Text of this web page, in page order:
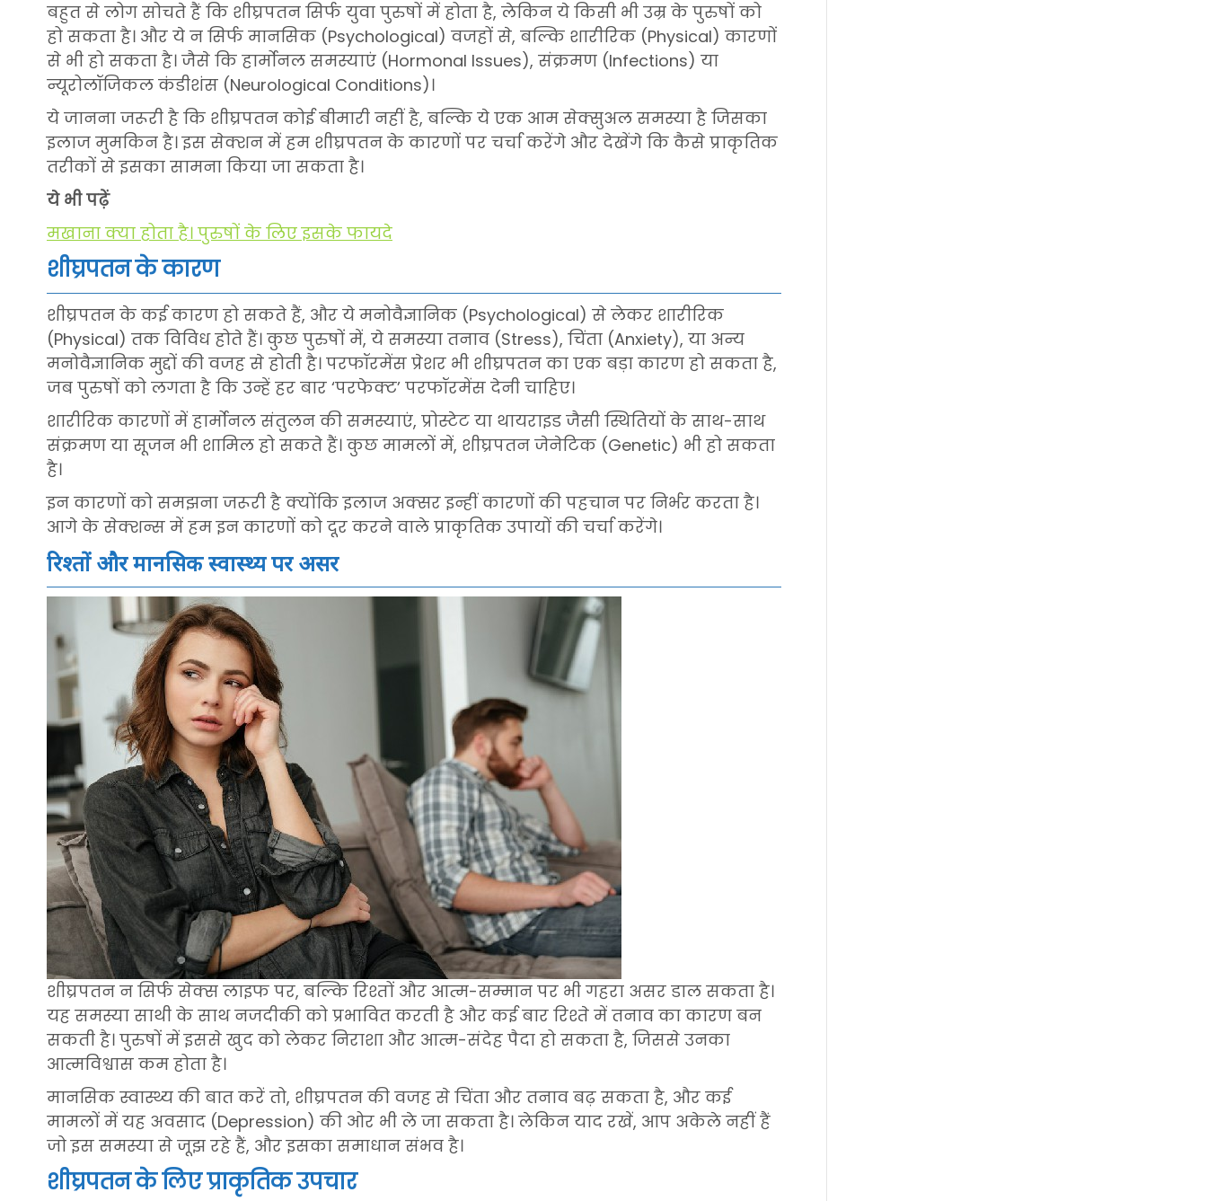
बहुत से लोग सोचते हैं कि शीघ्रपतन सिर्फ युवा पुरुषों में होता है, लेकिन ये किसी भी उम्र के पुरुषों को
हो सकता है। और ये न सिर्फ मानसिक (Psychological) वजहों से, बल्कि शारीरिक (Physical) कारणों
से भी हो सकता है। जैसे कि हार्मोनल समस्याएं (Hormonal Issues), संक्रमण (Infections) या
न्यूरोलॉजिकल कंडीशंस (Neurological Conditions)।
ये जानना जरूरी है कि शीघ्रपतन कोई बीमारी नहीं है, बल्कि ये एक आम सेक्सुअल समस्या है जिसका
इलाज मुमकिन है। इस सेक्शन में हम शीघ्रपतन के कारणों पर चर्चा करेंगे और देखेंगे कि कैसे प्राकृतिक
तरीकों से इसका सामना किया जा सकता है।
ये भी पढ़ें
मखाना क्या होता है। पुरुषों के लिए इसके फायदे
शीघ्रपतन के कारण
शीघ्रपतन के कई कारण हो सकते हैं, और ये मनोवैज्ञानिक (Psychological) से लेकर शारीरिक
(Physical) तक विविध होते हैं। कुछ पुरुषों में, ये समस्या तनाव (Stress), चिंता (Anxiety), या अन्य
मनोवैज्ञानिक मुद्दों की वजह से होती है। परफॉरमेंस प्रेशर भी शीघ्रपतन का एक बड़ा कारण हो सकता है,
जब पुरुषों को लगता है कि उन्हें हर बार ‘परफेक्ट’ परफॉरमेंस देनी चाहिए।
शारीरिक कारणों में हार्मोनल संतुलन की समस्याएं, प्रोस्टेट या थायराइड जैसी स्थितियों के साथ-साथ
संक्रमण या सूजन भी शामिल हो सकते हैं। कुछ मामलों में, शीघ्रपतन जेनेटिक (Genetic) भी हो सकता
है।
इन कारणों को समझना जरूरी है क्योंकि इलाज अक्सर इन्हीं कारणों की पहचान पर निर्भर करता है।
आगे के सेक्शन्स में हम इन कारणों को दूर करने वाले प्राकृतिक उपायों की चर्चा करेंगे।
रिश्तों और मानसिक स्वास्थ्य पर असर
शीघ्रपतन न सिर्फ सेक्स लाइफ पर, बल्कि रिश्तों और आत्म-सम्मान पर भी गहरा असर डाल सकता है।
यह समस्या साथी के साथ नजदीकी को प्रभावित करती है और कई बार रिश्ते में तनाव का कारण बन
सकती है। पुरुषों में इससे खुद को लेकर निराशा और आत्म-संदेह पैदा हो सकता है, जिससे उनका
आत्मविश्वास कम होता है।
मानसिक स्वास्थ्य की बात करें तो, शीघ्रपतन की वजह से चिंता और तनाव बढ़ सकता है, और कई
मामलों में यह अवसाद (Depression) की ओर भी ले जा सकता है। लेकिन याद रखें, आप अकेले नहीं हैं
जो इस समस्या से जूझ रहे हैं, और इसका समाधान संभव है।
शीघ्रपतन के लिए प्राकृतिक उपचार